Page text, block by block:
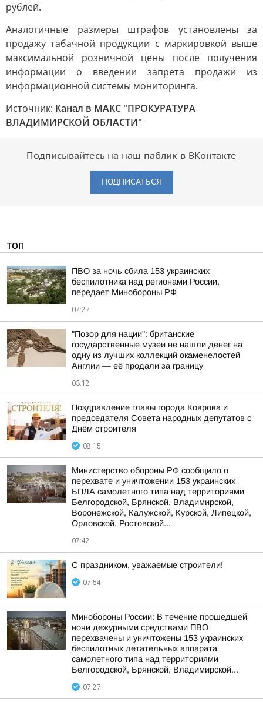
рублей.
Аналогичные размеры штрафов установлены за
продажу табачной продукции с маркировкой выше
максимальной розничной цены после получения
информации о введении запрета продажи из
информационной системы мониторинга.
Источник: Канал в МАКС "ПРОКУРАТУРА
ВЛАДИМИРСКОЙ ОБЛАСТИ"
Подписывайтесь на наш паблик в ВКонтакте
ПОДПИСАТЬСЯ
ТОП
ПВО за ночь сбила 153 украинских
беспилотника над регионами России,
передает Минобороны РФ
07:27
"Позор для нации": британские
государственные музеи не нашли денег на
одну из лучших коллекций окаменелостей
Англии — её продали за границу
03:12
Поздравление главы города Коврова и
председателя Совета народных депутатов с
Днём строителя
08:15
Министерство обороны РФ сообщило о
перехвате и уничтожении 153 украинских
БПЛА самолетного типа над территориями
Белгородской, Брянской, Владимирской,
Воронежской, Калужской, Курской, Липецкой,
Орловской, Ростовской...
07:42
С праздником, уважаемые строители!
07:54
Минобороны России: В течение прошедшей
ночи дежурными средствами ПВО
перехвачены и уничтожены 153 украинских
беспилотных летательных аппарата
самолетного типа над территориями
Белгородской, Брянской, Владимирской...
07:27